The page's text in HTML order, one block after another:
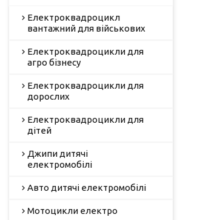
Електроквадроцикл
вантажний для військових
Електроквадроцикли для
агро бізнесу
Електроквадроцикли для
дорослих
Електроквадроцикли для
дітей
Джипи дитячі
електромобілі
Авто дитячі електромобілі
Мотоцикли електро